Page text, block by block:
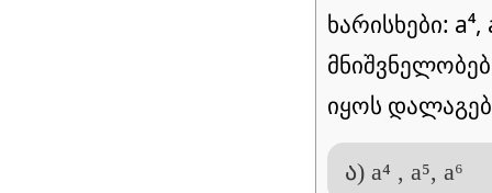
ხარისხები:
იყოს
ა) a⁴ , a⁵, a⁶